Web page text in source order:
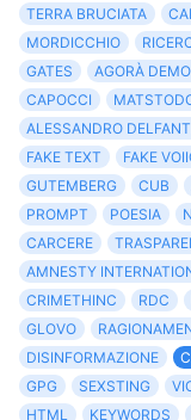
TERRA BRUCIATA
MORDICCHIO
GATES
AGORÀ
CAPOCCI
ALESSANDRO
FAKE TEXT
FAKE
GUTEMBERG
CUB
PROMPT
POESIA
CARCERE
AMNESTY
CRIMETHINC
RDC
GLOVO
DISINFORMAZIONE
GPG
SEXSTING
HTML
KEYWORDS